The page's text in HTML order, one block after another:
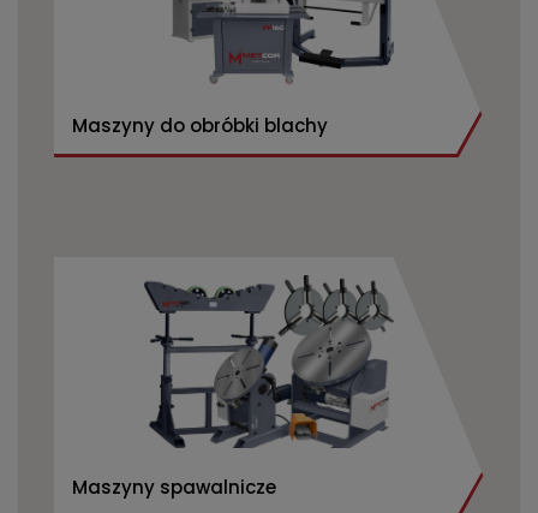
Maszyny do obróbki blachy
Maszyny spawalnicze